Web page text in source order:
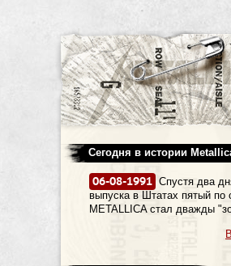
Сегодня в истории
06-08-1991 Спустя два
выпуска в Штатах пятый по
METALLICA стал дважды